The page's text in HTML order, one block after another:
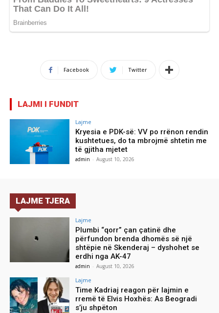
Facebook Twitter
LAJMI I FUNDIT
Lajme
Kryesia e PDK-së: VV po rrënon rendin
kushtetues, do ta mbrojmë shtetin me
të gjitha mjetet
admin - August 10, 2026
LAJME TJERA
Lajme
Plumbi “qorr” çan çatinë dhe
përfundon brenda dhomës së një
shtëpie në Skenderaj – dyshohet se
erdhi nga AK-47
admin - August 10, 2026
Lajme
Time Kadriaj reagon për lajmin e
rremë të Elvis Hoxhës: As Beogradi
s’ju shpëton